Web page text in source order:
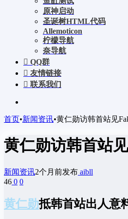
原神启动
圣诞树HTML代码
Allemoticon
柠檬导航
奈导航
QQ群
友情链接
联系我们
首页•新闻资讯•黄仁勋访韩首站见
黄仁勋访韩首站
新闻资讯2个月前发布 aibll
46 0 0
黄仁勋抵韩首站出人意